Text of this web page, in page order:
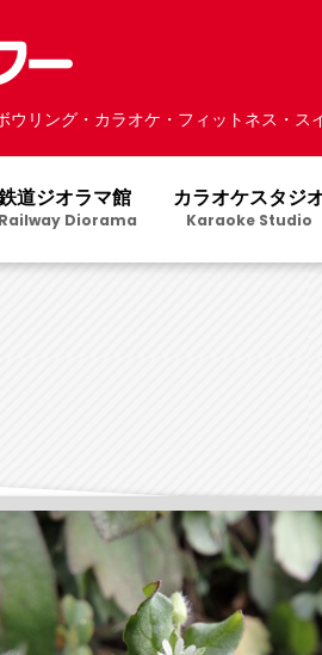
リング・カラオケ・フィットネス・ス
道ジオラマ館
Railway Diorama
カラオケスタジ
Karaoke Studio